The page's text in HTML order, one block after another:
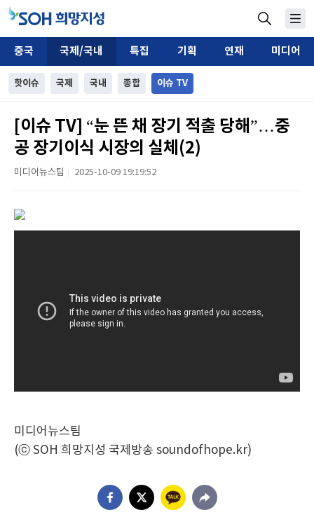
중국 국제/국내 특집 기획 연재 미디어
핫이슈 국제 국내 종합 이슈 TV
[이슈 TV] “눈 뜬 채 장기 적출 당해”…중
공 장기이식 시장의 실체(2)
미디어뉴스팀 2025-10-09 19:19:52
미디어뉴스팀
(ⓒ SOH 희망지성 국제방송 soundofhope.kr)